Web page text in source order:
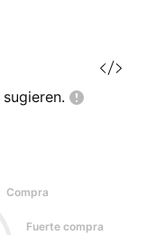
sugieren.
Compra
Fuerte compra